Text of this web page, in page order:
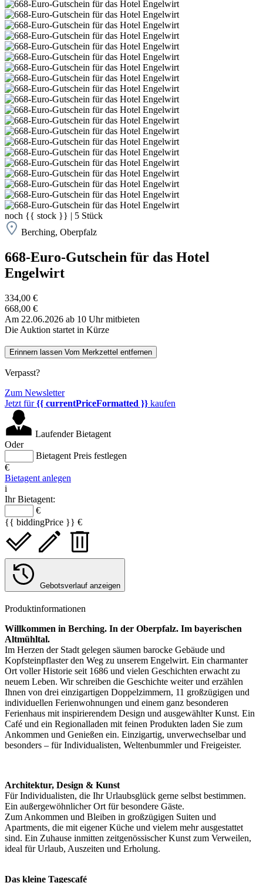
noch {{ stock }} | 5 Stück
Berching, Oberpfalz
668-Euro-Gutschein für das Hotel
Engelwirt
334,00 €
668,00 €
Am 22.06.2026 ab 10 Uhr mitbieten
Die Auktion startet in Kürze
Erinnern lassen Vom Merkzettel entfernen
Verpasst?
Zum Newsletter
Jetzt für{{ currentPriceFormatted }} kaufen
Laufender Bietagent
Oder
Bietagent Preis festlegen
€
Bietagent anlegen
i
Ihr Bietagent:
€
{{ biddingPrice }} €
Gebotsverlauf anzeigen
Produktinformationen
Willkommen in Berching. In der Oberpfalz. Im bayerischen
Altmühltal.
Im Herzen der Stadt gelegen säumen barocke Gebäude und
Kopfsteinpflaster den Weg zu unserem Engelwirt. Ein charmanter
Ort voller Historie seit 1686 und vielen Geschichten erwacht zu
neuem Leben. Wir schreiben die Geschichte weiter und erzählen
Ihnen von drei einzigartigen Doppelzimmern, 11 großzügigen und
individuellen Ferienwohnungen und einem ganz besonderen
Ferienhaus mit inspirierendem Design und ausgewählter Kunst. Ein
Café und ein Regionalladen mit feinen Produkten laden Sie zum
Ankommen und Genießen ein. Einzigartig, unverwechselbar und
besonders – für Individualisten, Weltenbummler und Freigeister.
Architektur, Design & Kunst
Für Individualisten, die Ihr Urlaubsglück gerne selbst bestimmen.
Ein außergewöhnlicher Ort für besondere Gäste.
Zum Ankommen und Bleiben in großzügigen Suiten und
Apartments, die mit eigener Küche und vielem mehr ausgestattet
sind. Ein Zuhause inmitten zeitgenössischer Kunst zum Verweilen,
ideal für Urlaub, Auszeiten und Erholung.
Das kleine Tagescafé